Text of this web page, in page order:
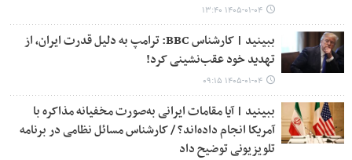
۱۴۰۵-۰۱-۰۴ ۱۳:۴۰
ببینید | کارشناس BBC: ترامپ به دلیل قدرت ایران، از
تهدید خود عقب‌نشینی کرد!
۱۴۰۵-۰۱-۰۴ ۰۹:۱۵
ببینید | آیا مقامات ایرانی به‌صورت مخفیانه مذاکره با
آمریکا انجام داده‌اند؟ / کارشناس مسائل نظامی در برنامه
تلویزیونی توضیح داد